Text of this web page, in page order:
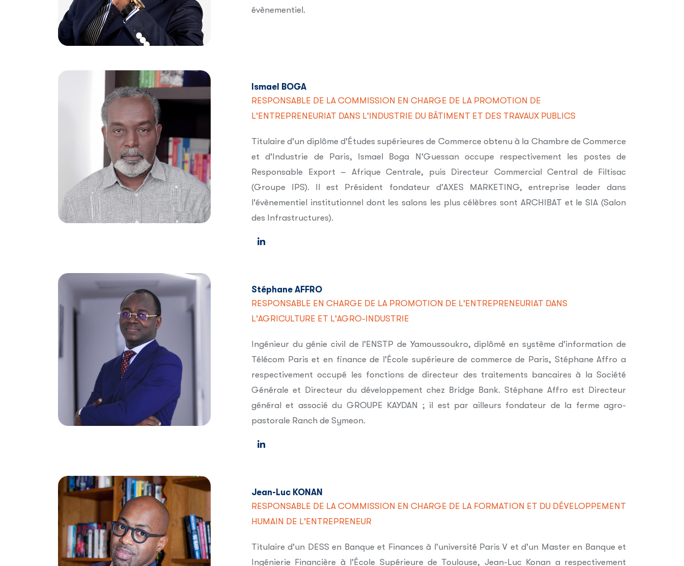
évènementiel.
Ismael BOGA
RESPONSABLE DE LA COMMISSION EN CHARGE DE LA PROMOTION DE
L'ENTREPRENEURIAT DANS L'INDUSTRIE DU BÂTIMENT ET DES TRAVAUX PUBLICS
Titulaire d'un diplôme d'Études supérieures de Commerce obtenu à la Chambre de Commerce
et d'Industrie de Paris, Ismael Boga N'Guessan occupe respectivement les postes de
Responsable Export – Afrique Centrale, puis Directeur Commercial Central de Filtisac
(Groupe IPS). Il est Président fondateur d'AXES MARKETING, entreprise leader dans
l'évènementiel institutionnel dont les salons les plus célèbres sont ARCHIBAT et le SIA (Salon
des Infrastructures).
Stéphane AFFRO
RESPONSABLE EN CHARGE DE LA PROMOTION DE L'ENTREPRENEURIAT DANS
L'AGRICULTURE ET L'AGRO-INDUSTRIE
Ingénieur du génie civil de l'ENSTP de Yamoussoukro, diplômé en système d'information de
Télécom Paris et en finance de l'École supérieure de commerce de Paris, Stéphane Affro a
respectivement occupé les fonctions de directeur des traitements bancaires à la Société
Générale et Directeur du développement chez Bridge Bank. Stéphane Affro est Directeur
général et associé du GROUPE KAYDAN ; il est par ailleurs fondateur de la ferme agro-
pastorale Ranch de Symeon.
Jean-Luc KONAN
RESPONSABLE DE LA COMMISSION EN CHARGE DE LA FORMATION ET DU DÉVELOPPEMENT
HUMAIN DE L'ENTREPRENEUR
Titulaire d'un DESS en Banque et Finances à l'université Paris V et d'un Master en Banque et
Ingénierie Financière à l'École Supérieure de Toulouse, Jean-Luc Konan a respectivement